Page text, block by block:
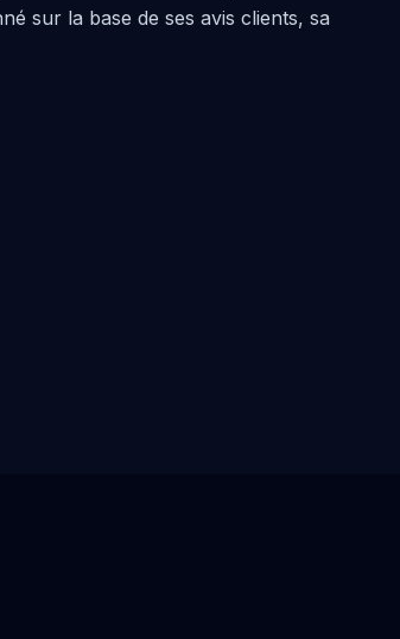
sur la base de ses avis clients, sa